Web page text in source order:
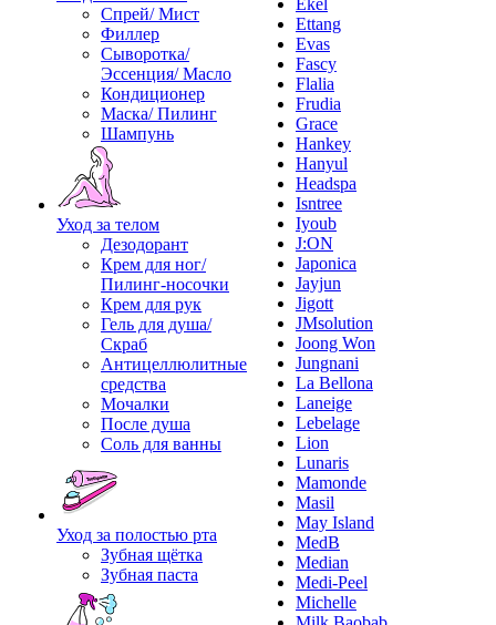
Спрей/ Мист
Филлер
Сыворотка/
Эссенция/ Масло
Кондиционер
Маска/ Пилинг
Шампунь
Уход за телом
Дезодорант
Крем для ног/
Пилинг-носочки
Крем для рук
Гель для душа/
Скраб
Антицеллюлитные
средства
Мочалки
После душа
Соль для ванны
Уход за полостью рта
Зубная щётка
Зубная паста
Ekel
Ettang
Evas
Fascy
Flalia
Frudia
Grace
Hankey
Hanyul
Headspa
Isntree
Iyoub
J:ON
Japonica
Jayjun
Jigott
JMsolution
Joong Won
Jungnani
La Bellona
Laneige
Lebelage
Lion
Lunaris
Mamonde
Masil
May Island
MedB
Median
Medi-Peel
Michelle